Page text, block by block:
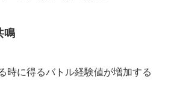
鳴
時に得るバトル経験値が増加する